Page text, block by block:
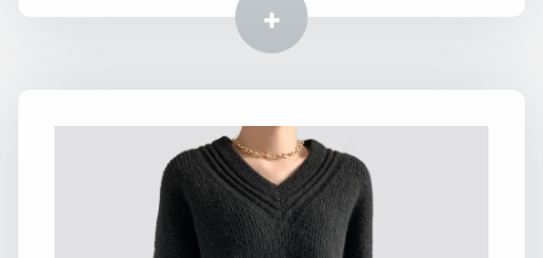
更多